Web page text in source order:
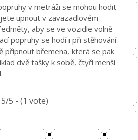
v metráži se mohou hodit
upnout v zavazadlovém
aby se ve vozidle volně
popruhy se hodí i při stěhování
připnout břemena, která se pak
dvě tašky k sobě, čtyři menší
5/5 - (1 vote)